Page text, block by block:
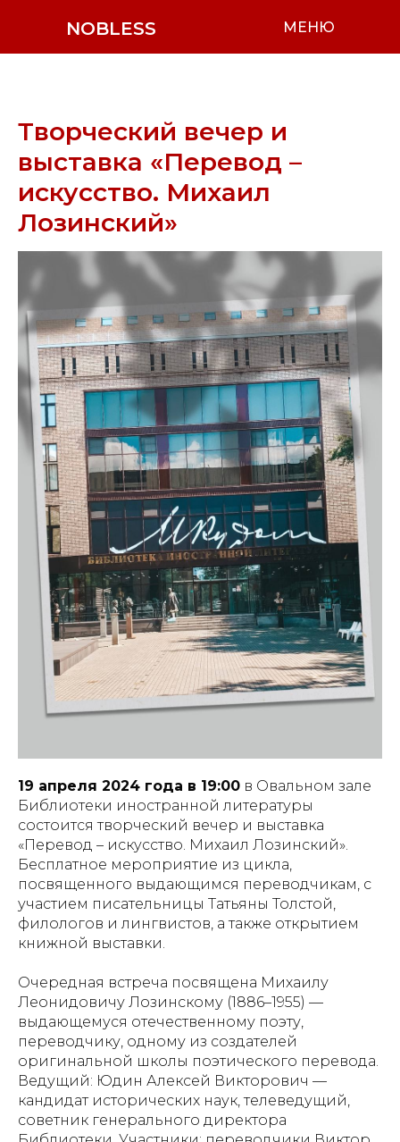
NOBLESS МЕНЮ
Творческий вечер и
выставка «Перевод –
искусство. Михаил
Лозинский»
19 апреля 2024 года в 19:00 в Овальном зале
Библиотеки иностранной литературы
состоится творческий вечер и выставка
«Перевод – искусство. Михаил Лозинский».
Бесплатное мероприятие из цикла,
посвященного выдающимся переводчикам, с
участием писательницы Татьяны Толстой,
филологов и лингвистов, а также открытием
книжной выставки.
Очередная встреча посвящена Михаилу
Леонидовичу Лозинскому (1886–1955) —
выдающемуся отечественному поэту,
переводчику, одному из создателей
оригинальной школы поэтического перевода.
Ведущий: Юдин Алексей Викторович —
кандидат исторических наук, телеведущий,
советник генерального директора